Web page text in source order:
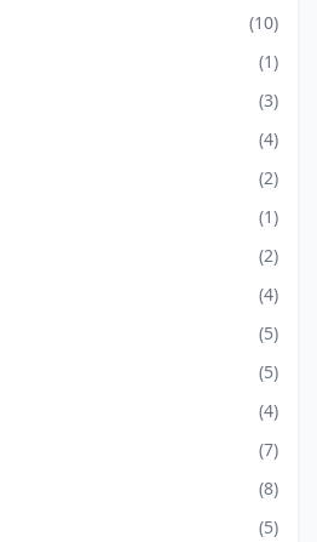
(10)
(1)
(3)
(4)
(2)
(1)
(2)
(4)
(5)
(5)
(4)
(7)
(8)
(5)